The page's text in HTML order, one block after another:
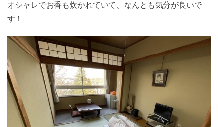
オシャレでお香も炊かれていて、なんとも気分が良いで
す！